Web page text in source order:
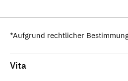
*Aufgrund rechtlicher
Vita